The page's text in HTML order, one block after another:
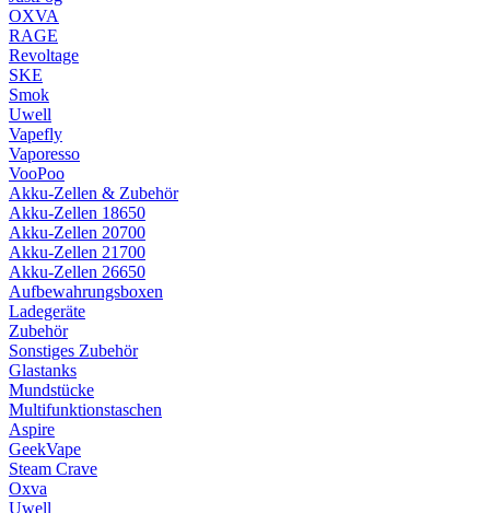
OXVA
RAGE
Revoltage
SKE
Smok
Uwell
Vapefly
Vaporesso
VooPoo
Akku-Zellen & Zubehör
Akku-Zellen 18650
Akku-Zellen 20700
Akku-Zellen 21700
Akku-Zellen 26650
Aufbewahrungsboxen
Ladegeräte
Zubehör
Sonstiges Zubehör
Glastanks
Mundstücke
Multifunktionstaschen
Aspire
GeekVape
Steam Crave
Oxva
Uwell